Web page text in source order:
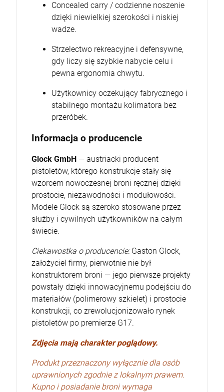
Concealed carry / codzienne noszenie
dzięki niewielkiej szerokości i niskiej
wadze.
Strzelectwo rekreacyjne i defensywne,
gdy liczy się szybkie nabycie celu i
pewna ergonomia chwytu.
Użytkownicy oczekujący fabrycznego i
stabilnego montażu kolimatora bez
przeróbek.
Informacja o producencie
Glock GmbH — austriacki producent
pistoletów, którego konstrukcje stały się
wzorcem nowoczesnej broni ręcznej dzięki
prostocie, niezawodności i modułowości.
Modele Glock są szeroko stosowane przez
służby i cywilnych użytkowników na całym
świecie.
Ciekawostka o producencie:Gaston Glock,
założyciel firmy, pierwotnie nie był
konstruktorem broni — jego pierwsze projekty
powstały dzięki innowacyjnemu podejściu do
materiałów (polimerowy szkielet) i prostocie
konstrukcji, co zrewolucjonizowało rynek
pistoletów po premierze G17.
Zdjęcia mają charakter poglądowy.
Produkt przeznaczony wyłącznie dla osób
uprawnionych zgodnie z lokalnym prawem.
Kupno i posiadanie broni wymaga